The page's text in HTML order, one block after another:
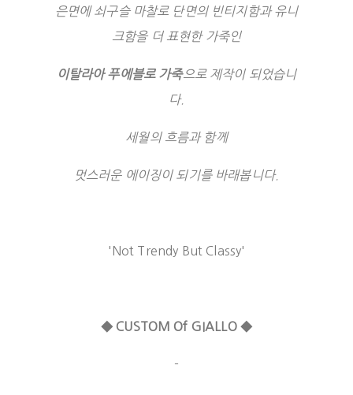
은면에 쇠구슬 마찰로 단면의 빈티지함과 유니
크함을 더 표현한 가죽인
이탈라아 푸에블로 가죽으로 제작이 되었습니
다.
세월의 흐름과 함께
멋스러운 에이징이 되기를 바래봅니다.
'Not Trendy But Classy'
◆ CUSTOM Of GIALLO ◆
-